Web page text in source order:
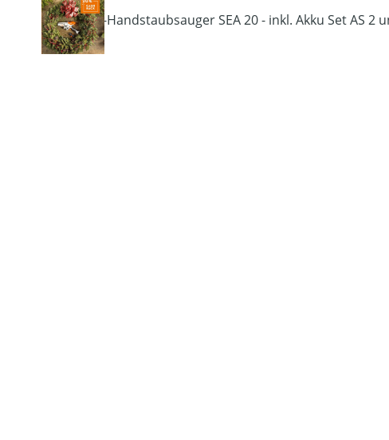
Bildergalerie überspringen